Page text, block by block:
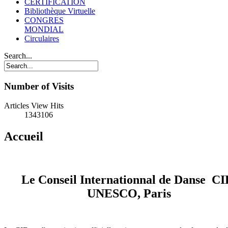
Bibliothèque Virtuelle
CONGRES
MONDIAL
Circulaires
Search...
Number of Visits
Articles View Hits
1343106
Accueil
Le Conseil Internationnal de Danse
UNESCO, Paris